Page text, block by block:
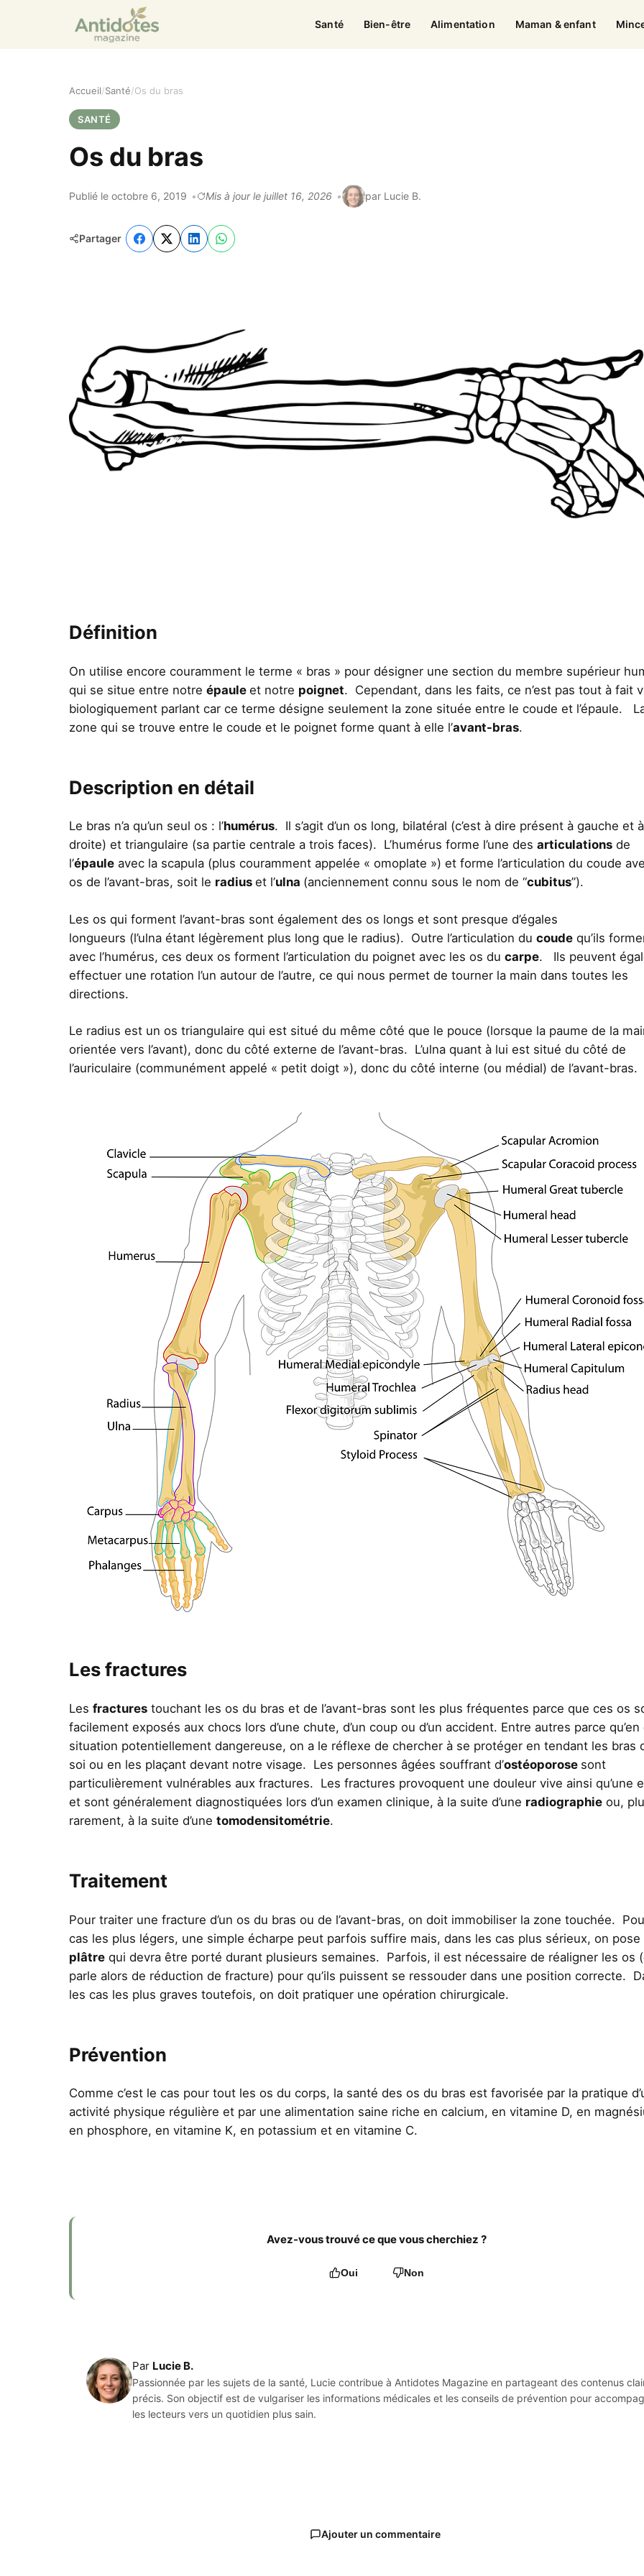
Santé Bien-être Alimentation Maman & enfant
Accueil Santé Os du bras
SANTÉ
Os du bras
Publié le octobre 6, 2019 Mis à jour le juillet 16, 2026 par Lucie B.
Partager
Définition
On utilise encore couramment le terme « bras » pour désigner une section du membre supérieur
qui se situe entre notre épaule et notre poignet. Cependant, dans les faits, ce n’est pas tout à fait
biologiquement parlant car ce terme désigne seulement la zone située entre le coude et l’épaule.
zone qui se trouve entre le coude et le poignet forme quant à elle l’avant-bras.
Description en détail
Le bras n’a qu’un seul os : l’humérus. Il s’agit d’un os long, bilatéral (c’est à dire présent à gauche et à
droite) et triangulaire (sa partie centrale a trois faces). L’humérus forme l’une des articulations de
l’épaule avec la scapula (plus couramment appelée « omoplate ») et forme l’articulation du coude
os de l’avant-bras, soit le radius et l’ulna (anciennement connu sous le nom de “cubitus”).
Les os qui forment l’avant-bras sont également des os longs et sont presque d’égales
longueurs (l’ulna étant légèrement plus long que le radius). Outre l’articulation du coude qu’ils
avec l’humérus, ces deux os forment l’articulation du poignet avec les os du carpe. Ils peuvent
effectuer une rotation l’un autour de l’autre, ce qui nous permet de tourner la main dans toutes les
directions.
Le radius est un os triangulaire qui est situé du même côté que le pouce (lorsque la paume de la
orientée vers l’avant), donc du côté externe de l’avant-bras. L’ulna quant à lui est situé du côté de
l’auriculaire (communément appelé « petit doigt »), donc du côté interne (ou médial) de l’avant-bras.
Les fractures
Les fractures touchant les os du bras et de l’avant-bras sont les plus fréquentes parce que ces os
facilement exposés aux chocs lors d’une chute, d’un coup ou d’un accident. Entre autres parce qu’en
situation potentiellement dangereuse, on a le réflexe de chercher à se protéger en tendant les bras
soi ou en les plaçant devant notre visage. Les personnes âgées souffrant d’ostéoporose sont
particulièrement vulnérables aux fractures. Les fractures provoquent une douleur vive ainsi qu’une
et sont généralement diagnostiquées lors d’un examen clinique, à la suite d’une radiographie ou,
rarement, à la suite d’une tomodensitométrie.
Traitement
Pour traiter une fracture d’un os du bras ou de l’avant-bras, on doit immobiliser la zone touchée.
cas les plus légers, une simple écharpe peut parfois suffire mais, dans les cas plus sérieux, on pose
plâtre qui devra être porté durant plusieurs semaines. Parfois, il est nécessaire de réaligner les os
parle alors de réduction de fracture) pour qu’ils puissent se ressouder dans une position correcte.
les cas les plus graves toutefois, on doit pratiquer une opération chirurgicale.
Prévention
Comme c’est le cas pour tout les os du corps, la santé des os du bras est favorisée par la pratique
activité physique régulière et par une alimentation saine riche en calcium, en vitamine D, en
en phosphore, en vitamine K, en potassium et en vitamine C.
Avez-vous trouvé ce que vous cherchiez ?
Oui Non
Par Lucie B.
Passionnée par les sujets de la santé, Lucie contribue à Antidotes Magazine en partageant des contenus
précis. Son objectif est de vulgariser les informations médicales et les conseils de prévention pour
les lecteurs vers un quotidien plus sain.
Ajouter un commentaire